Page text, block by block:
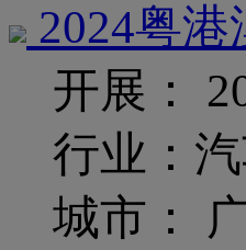
2024粤
开展：
行业：
城市：